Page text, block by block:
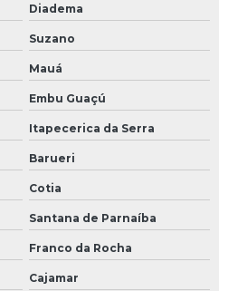
Diadema
Suzano
Mauá
Embu Guaçú
Itapecerica da Serra
Barueri
Cotia
Santana de Parnaíba
Franco da Rocha
Cajamar